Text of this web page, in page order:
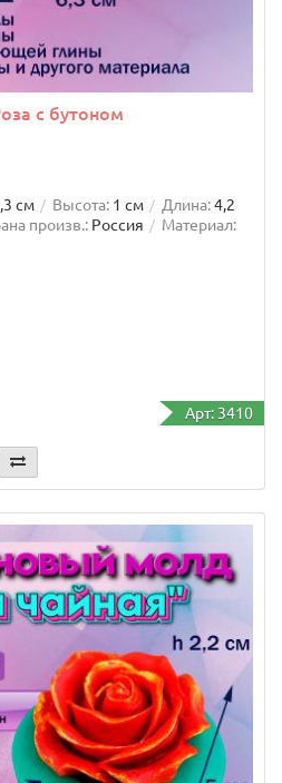
с бутоном
см Высота: 1 см Длина:4,2
произв.: Россия
Материал:
Арт: 3410